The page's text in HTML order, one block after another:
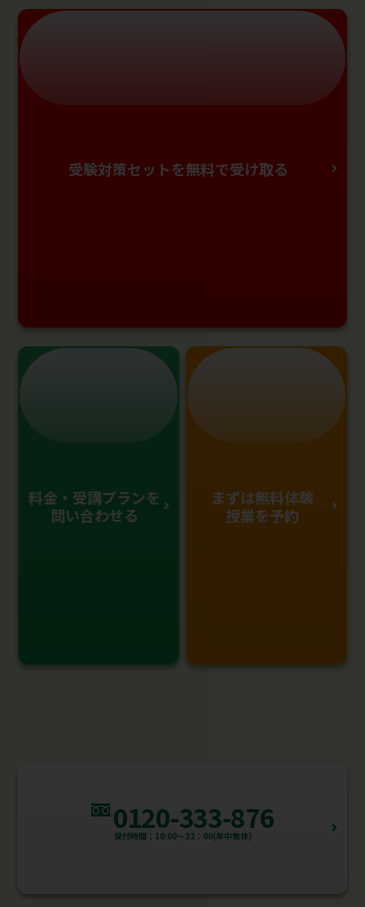
受験対策セットを無料で受け取る
料金・受講プランを
問い合わせる
まずは無料体験
授業を予約
0120-333-876
受付時間：10:00～22：00(年中無休)